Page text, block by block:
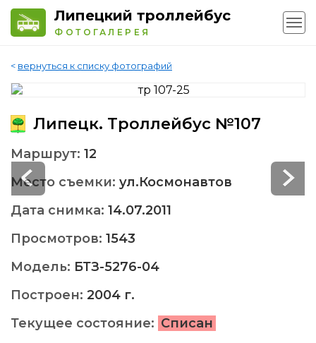
Липецкий троллейбус
ФОТОГАЛЕРЕЯ
< вернуться к списку фотографий
Липецк. Троллейбус №107
Маршрут: 12
Место съемки: ул.Космонавтов
Дата снимка: 14.07.2011
Просмотров: 1543
Модель: БТЗ-5276-04
Построен: 2004 г.
Текущее состояние: Списан